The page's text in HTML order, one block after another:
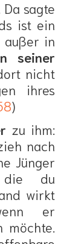
sagte
ist ein
außer in
seiner
nicht
ihres
)
zu ihm:
nach
Jünger
die du
wirkt
er